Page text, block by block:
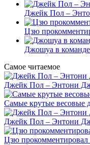
Джейк Пол –
Цзю
Джошуа в
Самое читаемое
Джейк Пол – Энтони
Самые крутые весовые
Джейк Пол – Энтони
Цзю прокомментировал